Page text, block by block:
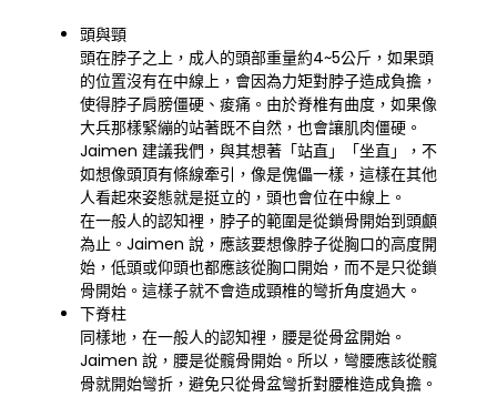
頭與頸
頭在脖子之上，成人的頭部重量約4~5公斤，如果頭
的位置沒有在中線上，會因為力矩對脖子造成負擔，
使得脖子肩膀僵硬、痠痛。由於脊椎有曲度，如果像
大兵那樣緊繃的站著既不自然，也會讓肌肉僵硬。
Jaimen 建議我們，與其想著「站直」「坐直」，不
如想像頭頂有條線牽引，像是傀儡一樣，這樣在其他
人看起來姿態就是挺立的，頭也會位在中線上。
在一般人的認知裡，脖子的範圍是從鎖骨開始到頭顱
為止。Jaimen 說，應該要想像脖子從胸口的高度開
始，低頭或仰頭也都應該從胸口開始，而不是只從鎖
骨開始。這樣子就不會造成頸椎的彎折角度過大。
下脊柱
同樣地，在一般人的認知裡，腰是從骨盆開始。
Jaimen 說，腰是從髖骨開始。所以，彎腰應該從髖
骨就開始彎折，避免只從骨盆彎折對腰椎造成負擔。